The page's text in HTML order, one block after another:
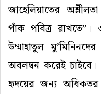
জাহেলিয়াতের
পাঁক পবিত্র
উম্মাহাতুল
অবলম্বন করেই
হৃদয়ের জন্য